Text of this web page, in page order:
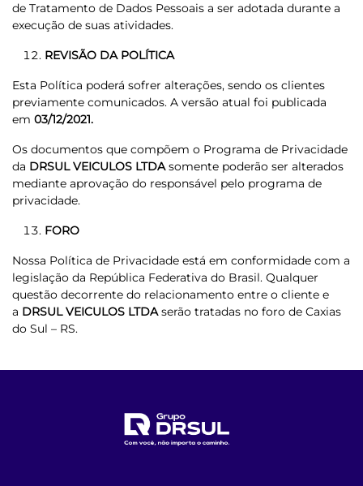
de Tratamento de Dados Pessoais a ser adotada durante a
execução de suas atividades.
REVISÃO DA POLÍTICA
Esta Política poderá sofrer alterações, sendo os clientes
previamente comunicados. A versão atual foi publicada
em 03/12/2021.
Os documentos que compõem o Programa de Privacidade
da DRSUL VEICULOS LTDAsomente poderão ser alterados
mediante aprovação do responsável pelo programa de
privacidade.
FORO
Nossa Política de Privacidade está em conformidade com a
legislação da República Federativa do Brasil. Qualquer
questão decorrente do relacionamento entre o cliente e
a DRSUL VEICULOS LTDAserão tratadas no foro de Caxias
do Sul – RS.